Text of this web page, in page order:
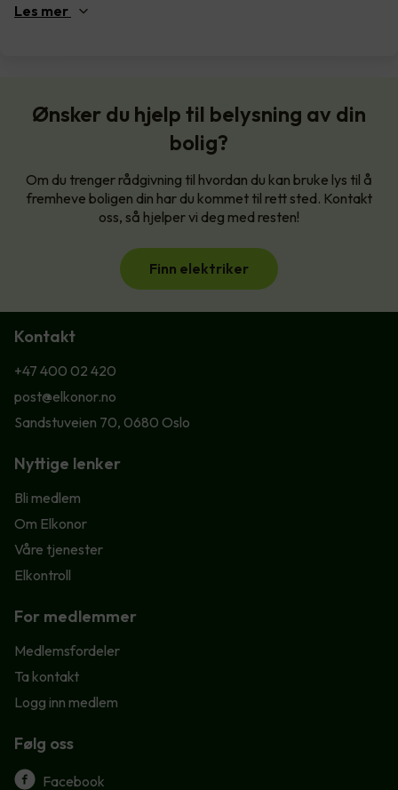
Les mer
Ønsker du hjelp til belysning av din
bolig?
Om du trenger rådgivning til hvordan du kan bruke lys til å
fremheve boligen din har du kommet til rett sted. Kontakt
oss, så hjelper vi deg med resten!
Finn elektriker
Kontakt
+47 400 02 420
post@elkonor.no
Sandstuveien 70, 0680 Oslo
Nyttige lenker
Bli medlem
Om Elkonor
Våre tjenester
Elkontroll
For medlemmer
Medlemsfordeler
Ta kontakt
Logg inn medlem
Følg oss
Facebook